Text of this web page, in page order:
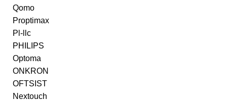
Qomo
Proptimax
Pl-llc
PHILIPS
Optoma
ONKRON
OFTSIST
Nextouch